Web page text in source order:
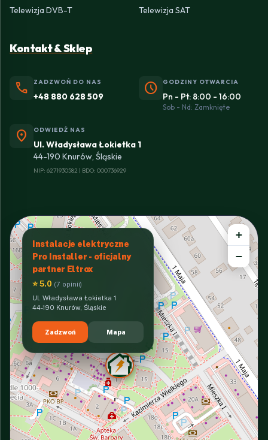
Telewizja DVB-T
Telewizja SAT
Kontakt & Sklep
phone ZADZWOŃ DO NAS
+48 880 628 509 schedule GODZINY OTWARCIA
Pn - Pt: 8:00 - 16:00
Sob - Nd: Zamknięte
location_on ODWIEDŹ NAS
Ul. Władysława Łokietka 1
44-190 Knurów, Śląskie
NIP: 6271930582 | BDO: 000736929
Instalacje elektryczne
Pro Installer - oficjalny
partner Eltrox
⭐ 5.0 (7 opinii)
Ul. Władysława Łokietka 1
44-190 Knurów, Śląskie
Zadzwoń Mapa
+
−